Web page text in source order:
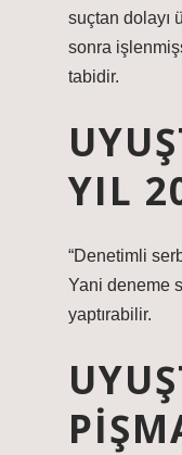
suçtan dolayı
sonra
tabidir.
YIL
“Denetimli
Yani deneme
yaptırabilir.